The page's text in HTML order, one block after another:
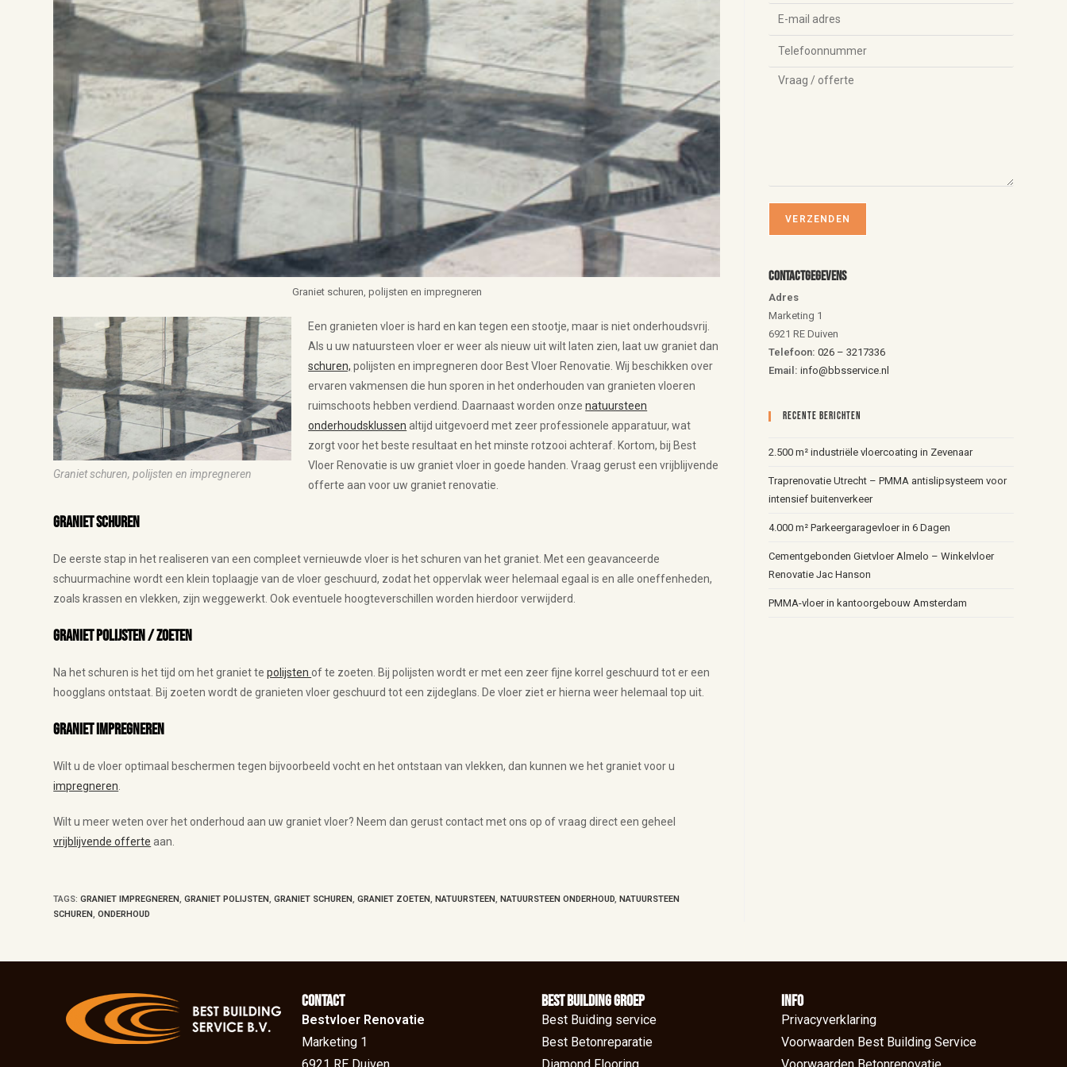
Graniet schuren, polijsten en impregneren
Graniet schuren, polijsten en impregneren
Een granieten vloer is hard en kan tegen een stootje, maar is niet onderhoudsvrij.
Als u uw natuursteen vloer er weer als nieuw uit wilt laten zien, laat uw graniet dan
schuren, polijsten en impregneren door Best Vloer Renovatie. Wij beschikken over
ervaren vakmensen die hun sporen in het onderhouden van granieten vloeren
ruimschoots hebben verdiend. Daarnaast worden onzenatuursteen
onderhoudsklussen altijd uitgevoerd met zeer professionele apparatuur, wat
zorgt voor het beste resultaat en het minste rotzooi achteraf. Kortom, bij Best
Vloer Renovatie is uw graniet vloer in goede handen. Vraag gerust een vrijblijvende
offerte aan voor uw graniet renovatie.
Graniet schuren
De eerste stap in het realiseren van een compleet vernieuwde vloer is het schuren van het graniet. Met een geavanceerde
schuurmachine wordt een klein toplaagje van de vloer geschuurd, zodat het oppervlak weer helemaal egaal is en alle oneffenheden,
zoals krassen en vlekken, zijn weggewerkt. Ook eventuele hoogteverschillen worden hierdoor verwijderd.
Graniet polijsten / zoeten
Na het schuren is het tijd om het graniet tepolijstenof te zoeten. Bij polijsten wordt er met een zeer fijne korrel geschuurd tot er een
hoogglans ontstaat. Bij zoeten wordt de granieten vloer geschuurd tot een zijdeglans. De vloer ziet er hierna weer helemaal top uit.
Graniet impregneren
Wilt u de vloer optimaal beschermen tegen bijvoorbeeld vocht en het ontstaan van vlekken, dan kunnen we het graniet voor u
impregneren
Wilt u meer weten over het onderhoud aan uw graniet vloer? Neem dan gerust contact met ons op of vraag direct een geheel
vrijblijvende offerte aan.
TAGS:GRANIET IMPREGNEREN, GRANIET POLIJSTEN, GRANIET SCHUREN, GRANIET ZOETEN, NATUURSTEEN, NATUURSTEEN ONDERHOUD, NATUURSTEEN
SCHUREN, ONDERHOUD
Contactgegevens
Adres
Marketing 1
6921 RE Duiven
Telefoon:026 – 3217336
Email: info@bbsservice.nl
Recente Berichten
2.500 m² industriële vloercoating in Zevenaar
Traprenovatie Utrecht – PMMA antislipsysteem voor
intensief buitenverkeer
4.000 m² Parkeergaragevloer in 6 Dagen
Cementgebonden Gietvloer Almelo – Winkelvloer
Renovatie Jac Hanson
PMMA-vloer in kantoorgebouw Amsterdam
Contact
Bestvloer Renovatie
Marketing 1
6921 RE Duiven
BEst Building groep
Best Buiding service
Best Betonreparatie
Diamond Flooring
Info
Privacyverklaring
Voorwaarden Best Building Service
Voorwaarden Betonrenovatie